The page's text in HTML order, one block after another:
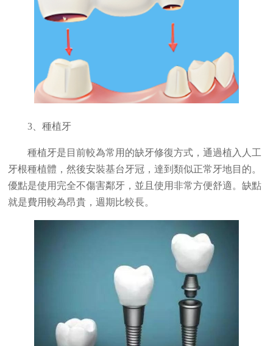
3、種植牙
種植牙是目前較為常用的缺牙修復方式，通過植入人工
牙根種植體，然後安裝基台牙冠，達到類似正常牙地目的。
優點是使用完全不傷害鄰牙，並且使用非常方便舒適。缺點
就是費用較為昂貴，週期比較長。